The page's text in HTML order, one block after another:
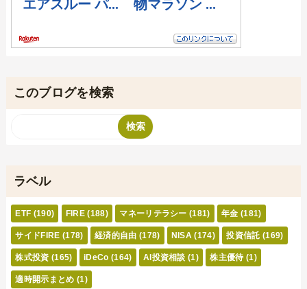
このブログを検索
ラベル
ETF (190) FIRE (188) マネーリテラシー (181) 年金 (181)
サイドFIRE (178) 経済的自由 (178) NISA (174) 投資信託 (169)
株式投資 (165) iDeCo (164) AI投資相談 (1) 株主優待 (1)
適時開示まとめ (1)